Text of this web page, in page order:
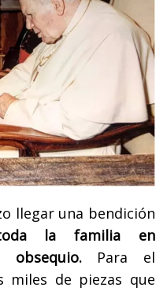
llegar una bendición
la familia en
obsequio. Para el
miles de piezas que